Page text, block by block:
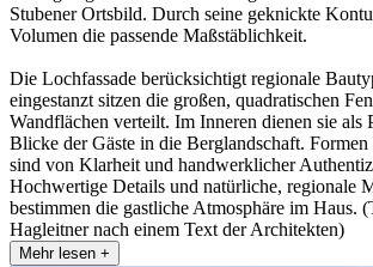
Stubener Ortsbild. Durch seine geknickte
Volumen die passende Maßstäblichkeit.
Die Lochfassade berücksichtigt regionale
eingestanzt sitzen die großen, quadratischen
Wandflächen verteilt. Im Inneren dienen sie als
Blicke der Gäste in die Berglandschaft.
sind von Klarheit und handwerklicher
Hochwertige Details und natürliche, regionale
bestimmen die gastliche Atmosphäre im Haus.
Hagleitner nach einem Text der Architekten)
Mehr lesen +